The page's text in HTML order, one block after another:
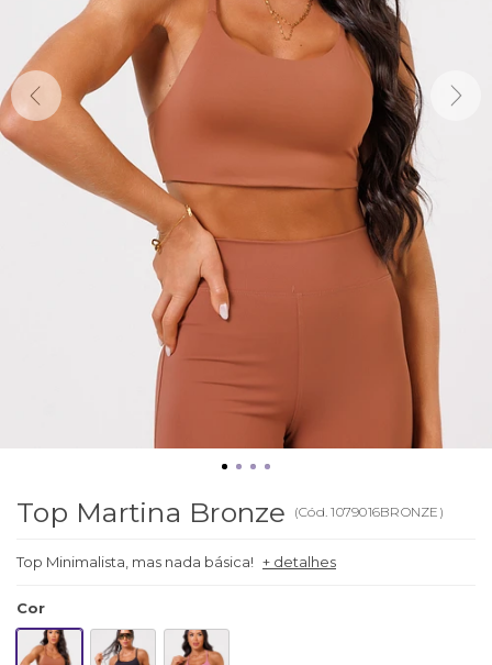
Top Martina Bronze (Cód.1079016BRONZE )
Top Minimalista, mas nada básica! + detalhes
Cor